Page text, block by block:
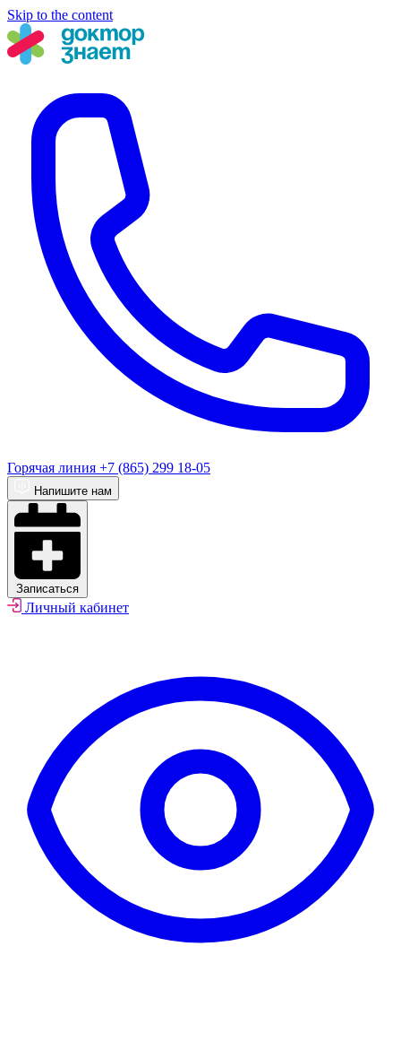
Skip to the content
Горячая линия +7 (865) 299 18-05
Напишите нам
Записаться
Личный кабинет